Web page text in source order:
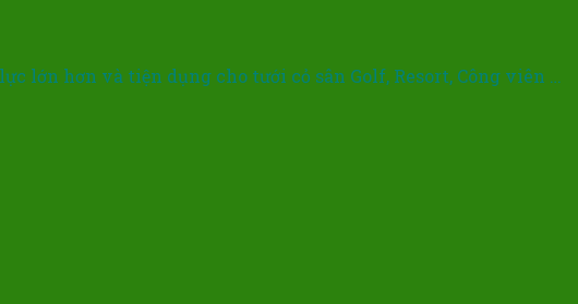
lớn hơn và tiện dụng cho tưới cỏ sân Golf, Resort, Công viên …